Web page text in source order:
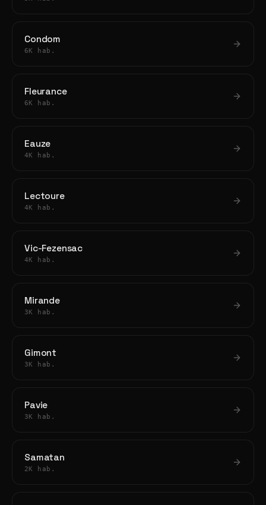
Condom
6K hab.
Fleurance
6K hab.
Eauze
4K hab.
Lectoure
4K hab.
Vic-Fezensac
4K hab.
Mirande
3K hab.
Gimont
3K hab.
Pavie
3K hab.
Samatan
2K hab.